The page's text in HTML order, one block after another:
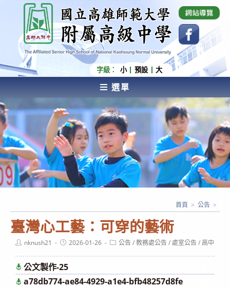
內
容
國立高雄師範大學附屬高級中學 Affiliated Senior
High School of National Kaohsiung Normal
University
字級： 小 預設 大
選單
AFFILIATED SENIOR HIGH SCHOOL OF NATIONAL
KAOHSIUNG NORMAL UNIVERSITY
臺灣心工藝：可穿的藝術
首頁 > 公告 >
Postnknush21
Post2026-01-26
Post公告/教務處公告/處室公告/高中
公文製作-25
a78db774-ae84-4929-a1e4-bfb48257d8fe